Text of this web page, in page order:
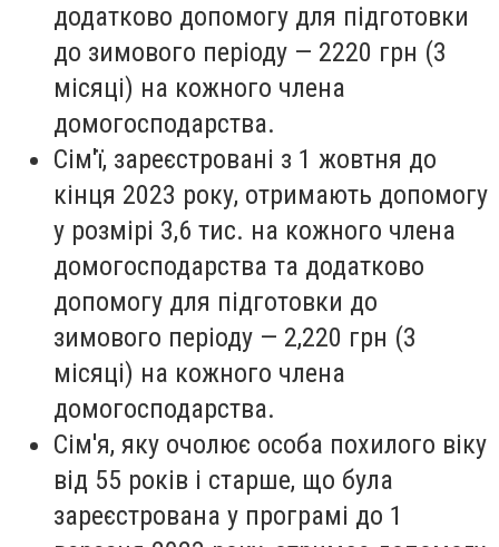
додатково допомогу для підготовки
до зимового періоду — 2220 грн (3
місяці) на кожного члена
домогосподарства.
Сім'ї, зареєстровані з 1 жовтня до
кінця 2023 року, отримають допомогу
у розмірі 3,6 тис. на кожного члена
домогосподарства та додатково
допомогу для підготовки до
зимового періоду — 2,220 грн (3
місяці) на кожного члена
домогосподарства.
Сім'я, яку очолює особа похилого віку
від 55 років і старше, що була
зареєстрована у програмі до 1